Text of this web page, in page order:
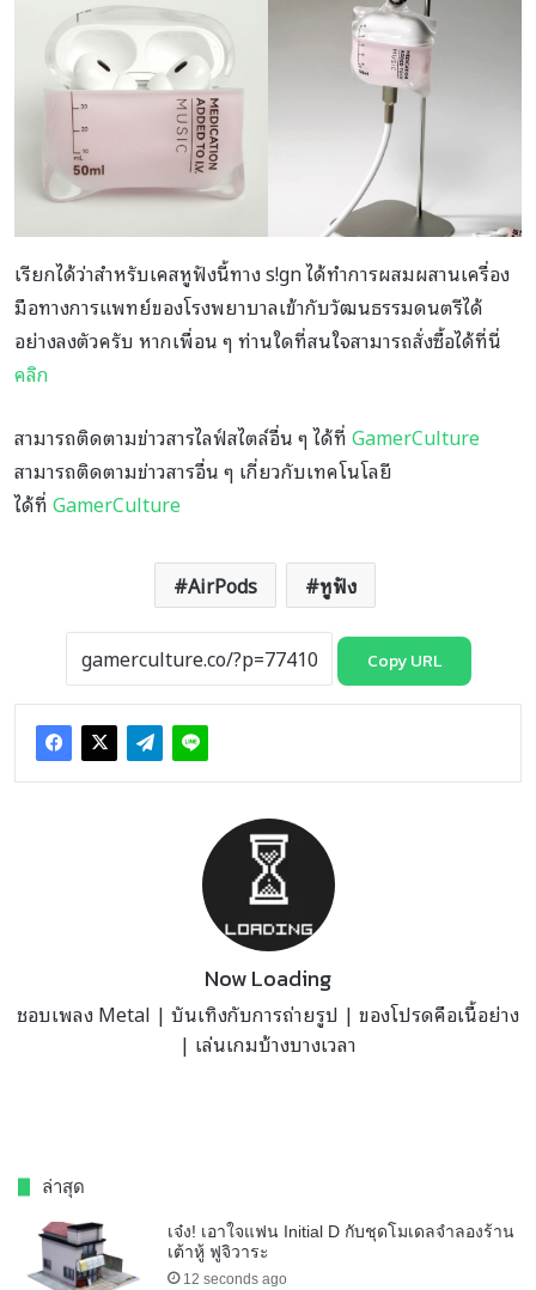
เรียกได้ว่าสำหรับเคสหูฟังนี้ทาง s!gn ได้ทำการผสมผสานเครื่อง
มือทางการแพทย์ของโรงพยาบาลเข้ากับวัฒนธรรมดนตรีได้
อย่างลงตัวครับ หากเพื่อน ๆ ท่านใดที่สนใจสามารถสั่งซื้อได้ที่นี่
คลิก
สามารถติดตามข่าวสารไลฟ์สไตล์อื่น ๆ ได้ที่GamerCulture
สามารถติดตามข่าวสารอื่น ๆ เกี่ยวกับเทคโนโลยี
ได้ที่GamerCulture
AirPods หูฟัง
Copy URL
Now Loading
ชอบเพลง Metal | บันเทิงกับการถ่ายรูป | ของโปรดคือเนื้อย่าง
| เล่นเกมบ้างบางเวลา
ล่าสุด
เจ๋ง! เอาใจแฟน Initial D กับชุดโมเดลจำลองร้าน
เต้าหู้ ฟูจิวาระ
12 seconds ago